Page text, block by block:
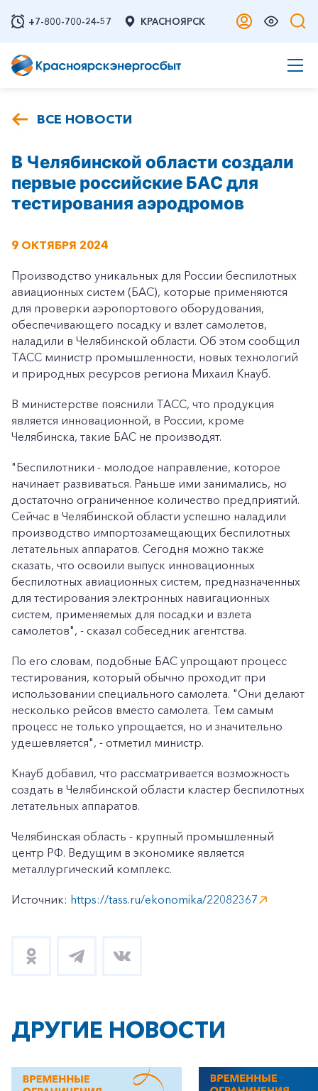
+7-800-700-24-57 КРАСНОЯРСК
ВСЕ НОВОСТИ
В Челябинской области создали
первые российские БАС для
тестирования аэродромов
9 ОКТЯБРЯ 2024
Производство уникальных для России беспилотных
авиационных систем (БАС), которые применяются
для проверки аэропортового оборудования,
обеспечивающего посадку и взлет самолетов,
наладили в Челябинской области. Об этом сообщил
ТАСС министр промышленности, новых технологий
и природных ресурсов региона Михаил Кнауб.
В министерстве пояснили ТАСС, что продукция
является инновационной, в России, кроме
Челябинска, такие БАС не производят.
"Беспилотники - молодое направление, которое
начинает развиваться. Раньше ими занимались, но
достаточно ограниченное количество предприятий.
Сейчас в Челябинской области успешно наладили
производство импортозамещающих беспилотных
летательных аппаратов. Сегодня можно также
сказать, что освоили выпуск инновационных
беспилотных авиационных систем, предназначенных
для тестирования электронных навигационных
систем, применяемых для посадки и взлета
самолетов", - сказал собеседник агентства.
По его словам, подобные БАС упрощают процесс
тестирования, который обычно проходит при
использовании специального самолета. "Они делают
несколько рейсов вместо самолета. Тем самым
процесс не только упрощается, но и значительно
удешевляется", - отметил министр.
Кнауб добавил, что рассматривается возможность
создать в Челябинской области кластер беспилотных
летательных аппаратов.
Челябинская область - крупный промышленный
центр РФ. Ведущим в экономике является
металлургический комплекс.
Источник: https://tass.ru/ekonomika/22082367
ДРУГИЕ НОВОСТИ